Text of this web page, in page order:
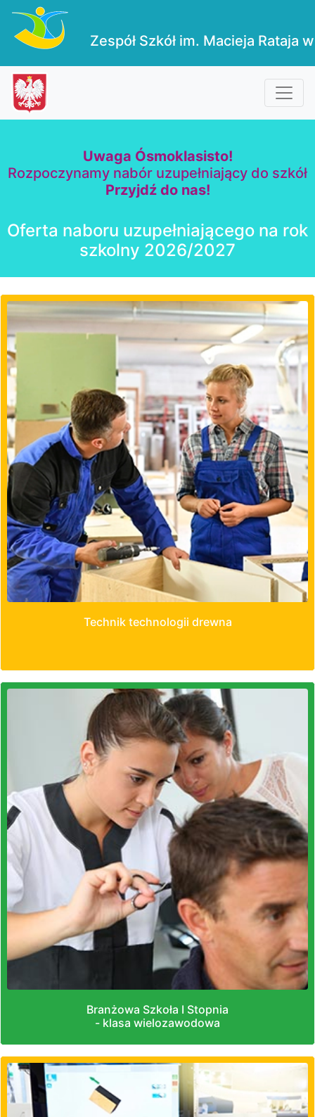
Zespół Szkół im. Macieja Rataja
Uwaga Ósmoklasisto!
Rozpoczynamy nabór uzupełniający do szkół
Przyjdź do nas!
Oferta naboru uzupełniającego na rok
szkolny 2026/2027
Technik technologii drewna
Branżowa Szkoła I Stopnia
- klasa wielozawodowa